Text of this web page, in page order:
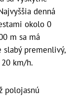
denná
okolo 0
m sa má
slabý premenlivý,
km/h.
polojasnú